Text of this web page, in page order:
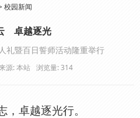
校园新闻
卓越逐光
礼暨百日誓师活动隆重举行
源: 本站 浏览量:314
，卓越逐光行。